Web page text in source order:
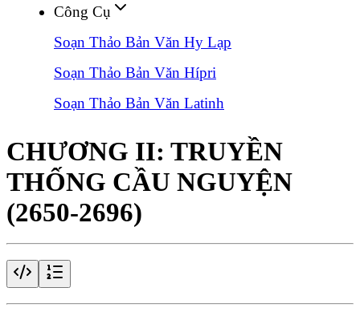
Công Cụ
Soạn Thảo Bản Văn Hy Lạp
Soạn Thảo Bản Văn Hípri
Soạn Thảo Bản Văn Latinh
CHƯƠNG II: TRUYỀN
THỐNG CẦU NGUYỆN
(2650-2696)